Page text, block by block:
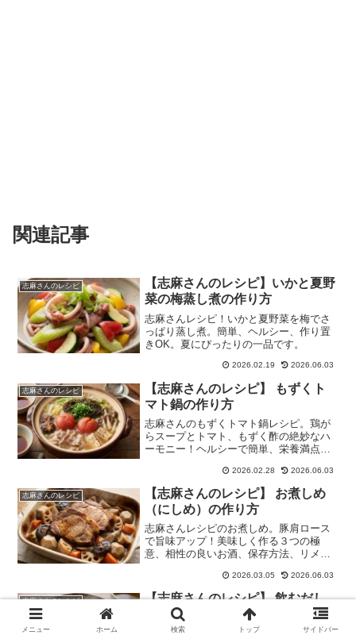
関連記事
志麻さんのレシピ
【志麻さんのレシピ】いかと夏野
菜の梅蒸し煮の作り方
志麻さんレシピ！いかと夏野菜を梅でさ
っぱり蒸し煮。簡単、ヘルシー、作り置
きOK。夏にぴったりの一品です。
2026.02.19 2026.06.03
志麻さんのレシピ
【志麻さんのレシピ】 もずくト
マト鍋の作り方
志麻さんのもずくトマト鍋レシピ。鶏が
らスープとトマト、もずく酢の絶妙なハ
ーモニー！ヘルシーで簡単、栄養満点な
2026.02.28 2026.06.03
志麻さんのレシピ
【志麻さんのレシピ】 お煮しめ
（にしめ）の作り方
志麻さんレシピのお煮しめ。豚肩ロース
で旨味アップ！美味しく作る３つの極
意、相性の良いお酒、保存方法、リメイ
2026.03.05 2026.06.03
志麻さんのレシピ
【志麻さんのレシピ】 飲むだし
巻き卵の作り方
志麻さんの飲むだし巻き卵レシピ。出汁
メニュー ホーム 検索 トップ サイドバー